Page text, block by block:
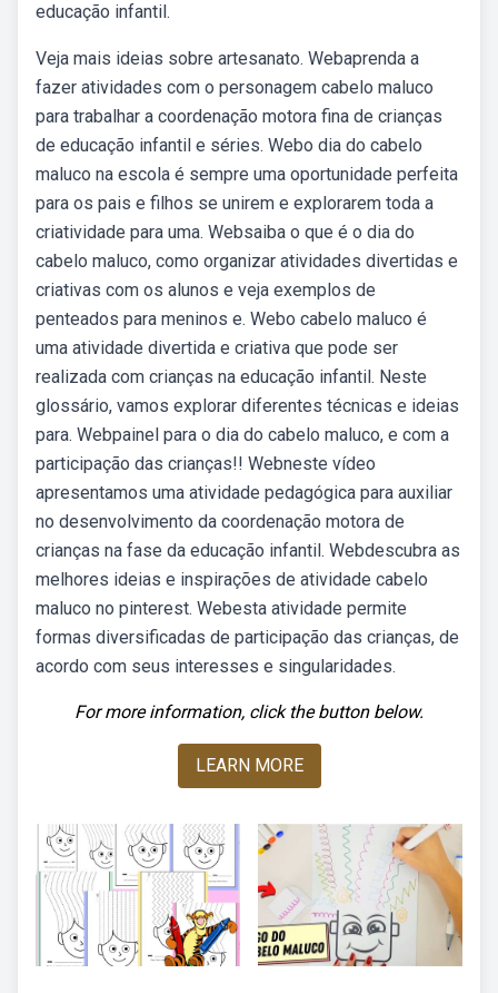
educação infantil.
Veja mais ideias sobre artesanato. Webaprenda a
fazer atividades com o personagem cabelo maluco
para trabalhar a coordenação motora fina de crianças
de educação infantil e séries. Webo dia do cabelo
maluco na escola é sempre uma oportunidade perfeita
para os pais e filhos se unirem e explorarem toda a
criatividade para uma. Websaiba o que é o dia do
cabelo maluco, como organizar atividades divertidas e
criativas com os alunos e veja exemplos de
penteados para meninos e. Webo cabelo maluco é
uma atividade divertida e criativa que pode ser
realizada com crianças na educação infantil. Neste
glossário, vamos explorar diferentes técnicas e ideias
para. Webpainel para o dia do cabelo maluco, e com a
participação das crianças!! Webneste vídeo
apresentamos uma atividade pedagógica para auxiliar
no desenvolvimento da coordenação motora de
crianças na fase da educação infantil. Webdescubra as
melhores ideias e inspirações de atividade cabelo
maluco no pinterest. Webesta atividade permite
formas diversificadas de participação das crianças, de
acordo com seus interesses e singularidades.
For more information, click the button below.
LEARN MORE